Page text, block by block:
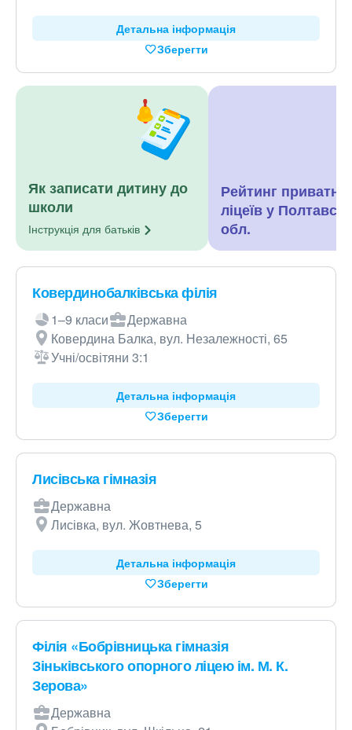
Детальна інформація
Зберегти
Як записати дитину до
школи
Інструкція для батьків
Рейтинг
ліцеїв у
обл.
Ковердинобалківська філія
1–9 класи
Державна
Ковердина Балка, вул. Незалежності, 65
Учні/освітяни 3:1
Детальна інформація
Зберегти
Лисівська гімназія
Державна
Лисівка, вул. Жовтнева, 5
Детальна інформація
Зберегти
Філія «Бобрівницька гімназія
Зіньківського опорного ліцею ім. М. К.
Зерова»
Державна